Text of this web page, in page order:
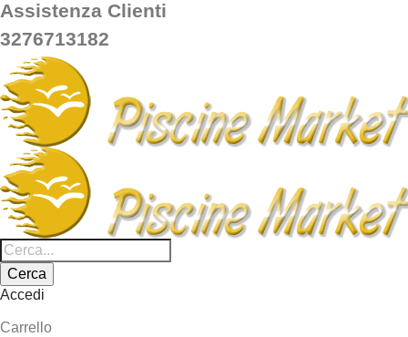
Assistenza Clienti
3276713182
Cerca
Accedi
Carrello